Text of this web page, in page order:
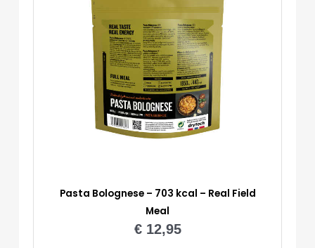
Pasta Bolognese – 703 kcal – Real Field
Meal
€12,95